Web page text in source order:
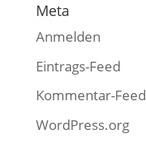
Meta
Anmelden
Eintrags-Feed
Kommentar-Feed
WordPress.org